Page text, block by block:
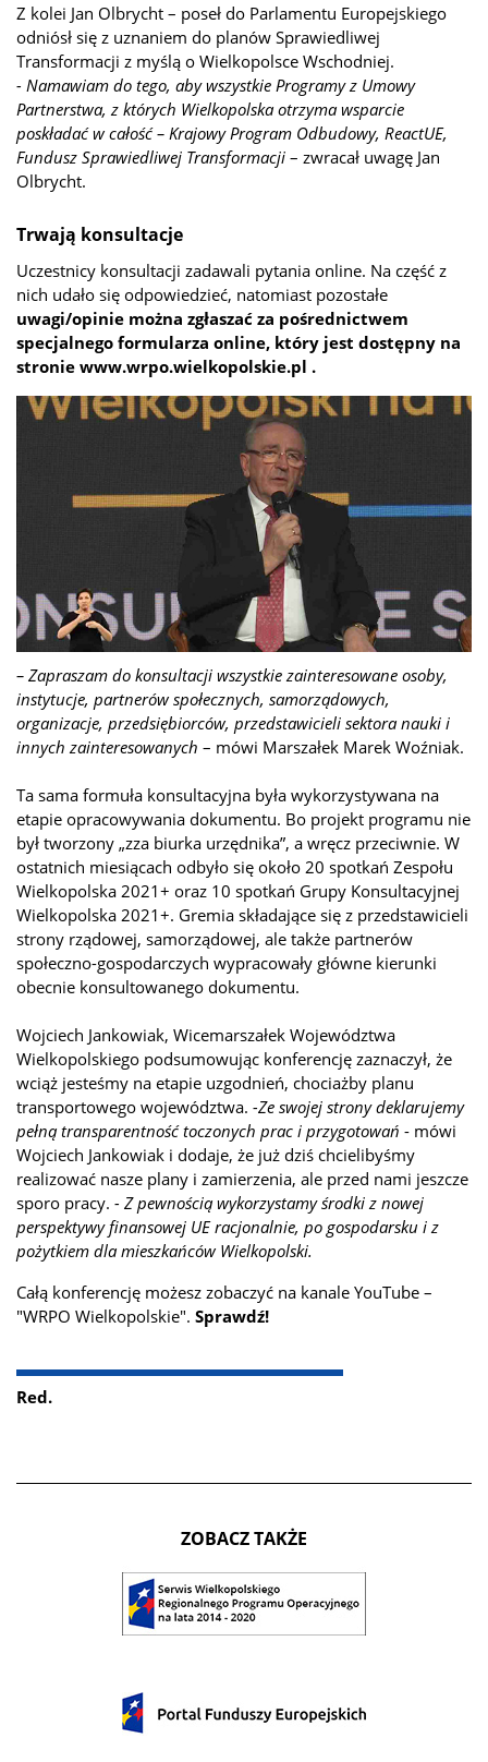
Z kolei Jan Olbrycht – poseł do Parlamentu Europejskiego
odniósł się z uznaniem do planów Sprawiedliwej
Transformacji z myślą o Wielkopolsce Wschodniej.
- Namawiam do tego, aby wszystkie Programy z Umowy
Partnerstwa, z których Wielkopolska otrzyma wsparcie
poskładać w całość – Krajowy Program Odbudowy, ReactUE,
Fundusz Sprawiedliwej Transformacji – zwracał uwagę Jan
Olbrycht.
Trwają konsultacje
Uczestnicy konsultacji zadawali pytania online. Na część z
nich udało się odpowiedzieć, natomiast pozostałe
uwagi/opinie można zgłaszać za pośrednictwem
specjalnego formularza online, który jest dostępny na
stronie www.wrpo.wielkopolskie.pl .
– Zapraszam do konsultacji wszystkie zainteresowane osoby,
instytucje, partnerów społecznych, samorządowych,
organizacje, przedsiębiorców, przedstawicieli sektora nauki i
innych zainteresowanych – mówi Marszałek Marek Woźniak.
Ta sama formuła konsultacyjna była wykorzystywana na
etapie opracowywania dokumentu. Bo projekt programu nie
był tworzony „zza biurka urzędnika”, a wręcz przeciwnie. W
ostatnich miesiącach odbyło się około 20 spotkań Zespołu
Wielkopolska 2021+ oraz 10 spotkań Grupy Konsultacyjnej
Wielkopolska 2021+. Gremia składające się z przedstawicieli
strony rządowej, samorządowej, ale także partnerów
społeczno-gospodarczych wypracowały główne kierunki
obecnie konsultowanego dokumentu.
Wojciech Jankowiak, Wicemarszałek Województwa
Wielkopolskiego podsumowując konferencję zaznaczył, że
wciąż jesteśmy na etapie uzgodnień, chociażby planu
transportowego województwa. -Ze swojej strony deklarujemy
pełną transparentność toczonych prac i przygotowań - mówi
Wojciech Jankowiak i dodaje, że już dziś chcielibyśmy
realizować nasze plany i zamierzenia, ale przed nami jeszcze
sporo pracy. - Z pewnością wykorzystamy środki z nowej
perspektywy finansowej UE racjonalnie, po gospodarsku i z
pożytkiem dla mieszkańców Wielkopolski.
Całą konferencję możesz zobaczyć na kanale YouTube –
"WRPO Wielkopolskie". Sprawdź!
Red.
ZOBACZ TAKŻE